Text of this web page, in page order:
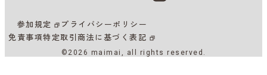
参加規定
プライバシーポリシー
免責事項特定取引商法に基づく表記
©2026 maimai, all rights reserved.